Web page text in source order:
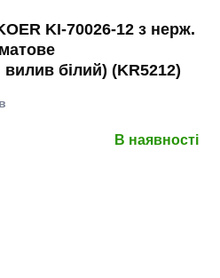
KI-70026-12 з нерж.
білий) (KR5212)
В наявності